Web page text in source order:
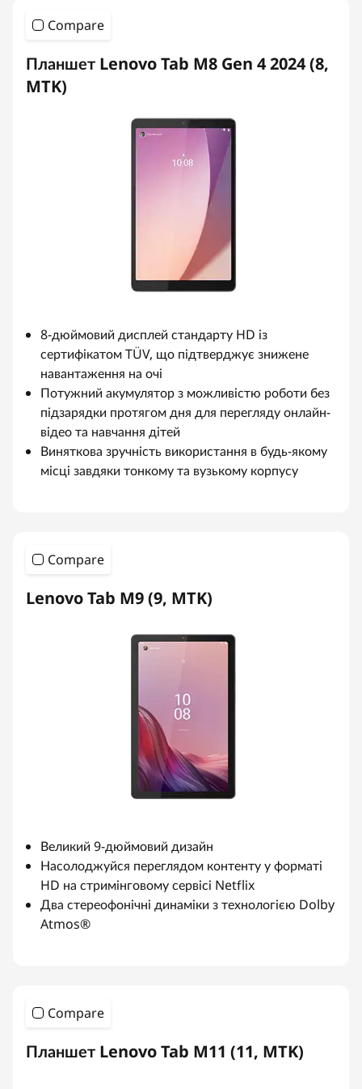
Compare
Планшет Lenovo Tab M8 Gen 4 2024 (8,
MTK)
8-дюймовий дисплей стандарту HD із
сертифікатом TÜV, що підтверджує знижене
навантаження на очі
Потужний акумулятор з можливістю роботи без
підзарядки протягом дня для перегляду онлайн-
відео та навчання дітей
Виняткова зручність використання в будь-якому
місці завдяки тонкому та вузькому корпусу
Compare
Lenovo Tab M9 (9, MTK)
Великий 9-дюймовий дизайн
Насолоджуйся переглядом контенту у форматі
HD на стримінговому сервісі Netflix
Два стереофонічні динаміки з технологією Dolby
Atmos®
Compare
Планшет Lenovo Tab M11 (11, MTK)